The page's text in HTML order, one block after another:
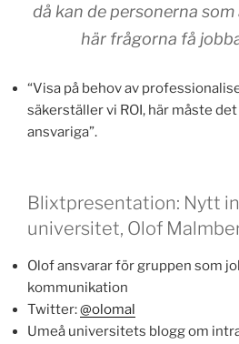
då kan de personerna
här frågorna få
“Visa på behov av
säkerställer vi ROI, här måste
ansvariga”.
Blixtpresentation: Nytt
universitet, Olof
Olof ansvarar för gruppen som
kommunikation
Twitter:@olomal
Umeå universitets blogg om